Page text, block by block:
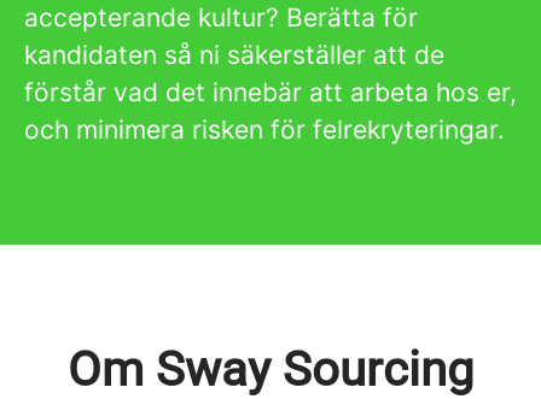
accepterande kultur? Berätta för
kandidaten så ni säkerställer att de
förstår vad det innebär att arbeta hos er,
och minimera risken för felrekryteringar.
Om Sway Sourcing